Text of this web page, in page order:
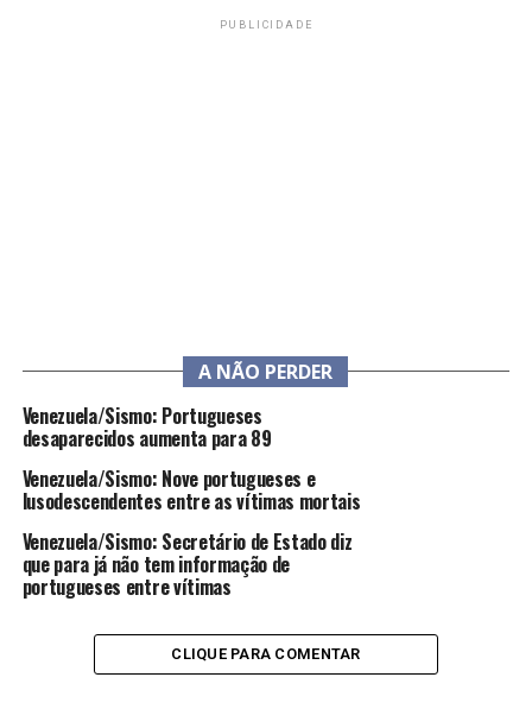
PUBLICIDADE
A NÃO PERDER
Venezuela/Sismo: Portugueses
desaparecidos aumenta para 89
Venezuela/Sismo: Nove portugueses e
lusodescendentes entre as vítimas mortais
Venezuela/Sismo: Secretário de Estado diz
que para já não tem informação de
portugueses entre vítimas
CLIQUE PARA COMENTAR